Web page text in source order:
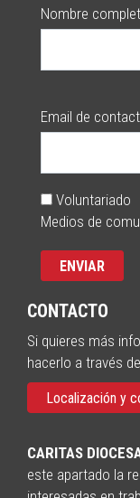
Nombre
Email de
Voluntariado
Medios de
CONTACTO
Si quieres más
hacerlo a través
Localización y
CARITAS
este apartado la